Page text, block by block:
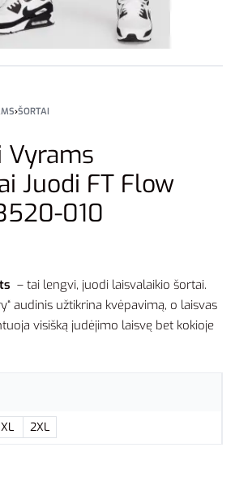
›ŠORTAI
Vyrams
Juodi FT Flow
010
– tai lengvi, juodi laisvalaikio šortai.
audinis užtikrina kvėpavimą, o laisvas
visišką judėjimo laisvę bet kokioje
XL 2XL